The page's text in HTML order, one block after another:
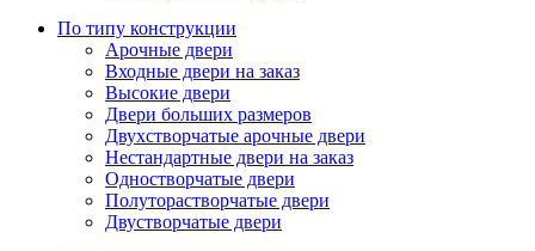
По типу конструкции
Арочные двери
Входные двери на заказ
Высокие двери
Двери больших размеров
Двухстворчатые арочные двери
Нестандартные двери на заказ
Одностворчатые двери
Полуторастворчатые двери
Двустворчатые двери